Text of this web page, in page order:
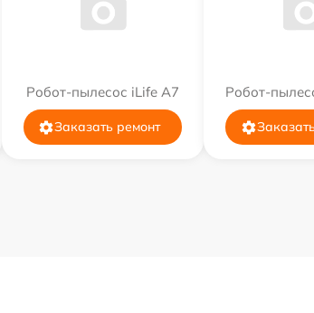
Робот-пылесос iLife A7
Заказать ремонт
Робот-